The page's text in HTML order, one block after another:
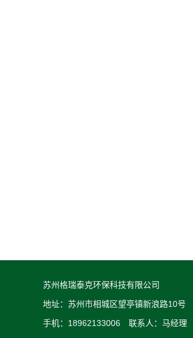
苏州格瑞泰克环保科技有限公司
地址：苏州市相城区望亭镇新浪路10号
手机：18962133006 联系人：马经理